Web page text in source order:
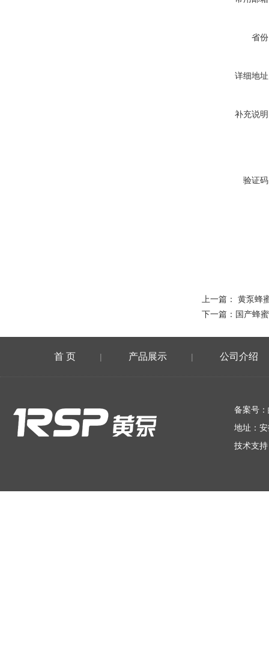
省
详细地
补充说
验证
上一篇： 黄泵蜂
下一篇： 国产蜂
首 页 | 产品展示 | 公司介绍
备案号：
地址：
技术支